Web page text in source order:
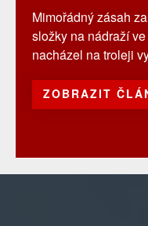
Mimořádný zásah
složky na nádraží
nacházel na troleji
ZOBRAZIT